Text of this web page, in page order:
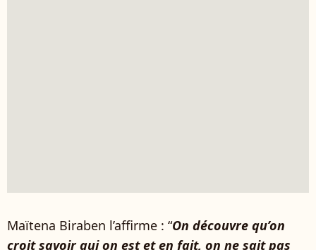
Maïtena Biraben l’affirme : “On découvre qu’on
croit savoir qui on est et en fait, on ne sait pas